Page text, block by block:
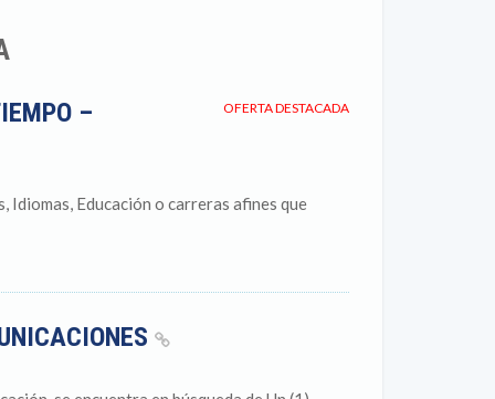
OFERTA DESTACADA
–
Idiomas, Educación o carreras afines que